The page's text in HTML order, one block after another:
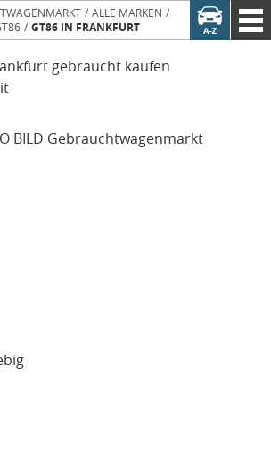
ALLE MARKEN
GT86 IN FRANKFURT
gebraucht kaufen
BILD Gebrauchtwagenmarkt